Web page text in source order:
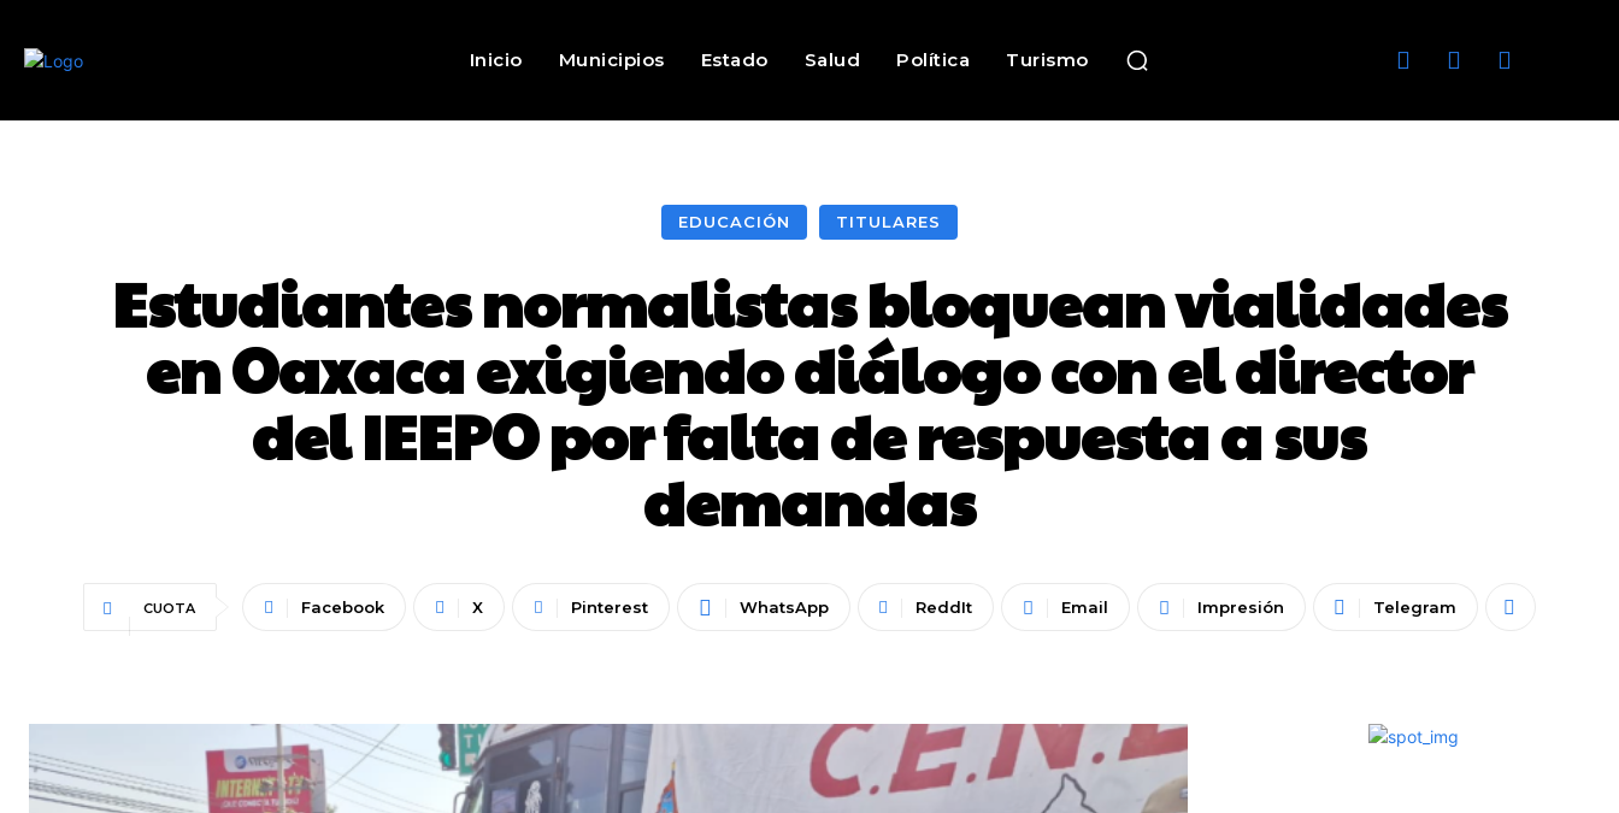
Inicio Municipios Estado Salud Política Turismo
EDUCACIÓN TITULARES
Estudiantes normalistas bloquean vialidades
en Oaxaca exigiendo diálogo con el director
del IEEPO por falta de respuesta a sus
demandas
CUOTA Facebook X Pinterest WhatsApp ReddIt Email Impresión Telegram